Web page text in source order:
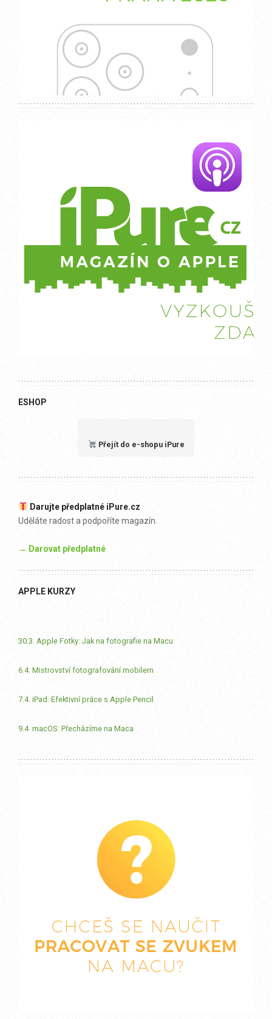
ESHOP
Přejít do e-shopu iPure
Darujte předplatné iPure.cz
Uděláte radost a podpoříte magazín.
→ Darovat předplatné
APPLE KURZY
30.3. Apple Fotky: Jak na fotografie na Macu
6.4. Mistrovství fotografování mobilem
7.4. iPad: Efektivní práce s Apple Pencil
9.4. macOS: Přecházíme na Maca